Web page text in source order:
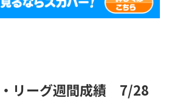
・リーグ週間成績 7/28